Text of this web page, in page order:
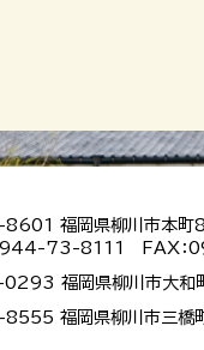
福岡県柳川市本町
0944-73-8111 FAX
福岡県柳川市大和
福岡県柳川市三橋